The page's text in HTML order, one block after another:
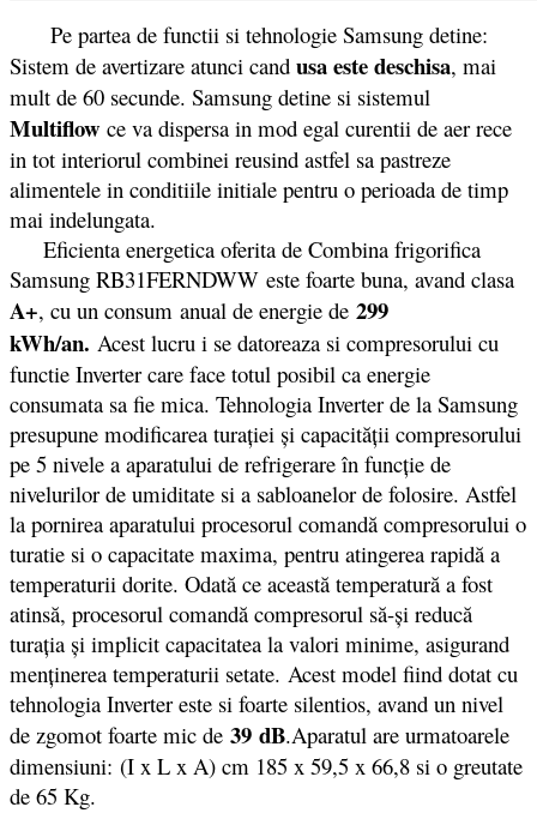
Pe partea de functii si tehnologie Samsung detine:
Sistem de avertizare atunci cand usa este deschisa, mai
mult de 60 secunde. Samsung detine si sistemul
Multiflow ce va dispersa in mod egal curentii de aer rece
in tot interiorul combinei reusind astfel sa pastreze
alimentele in conditiile initiale pentru o perioada de timp
mai indelungata.
Eficienta energetica oferita de Combina frigorifica
Samsung RB31FERNDWW este foarte buna, avand clasa
A+, cu un consum anual de energie de 299
kWh/an. Acest lucru i se datoreaza si compresorului cu
functie Inverter care face totul posibil ca energie
consumata sa fie mica. Tehnologia Inverter de la Samsung
presupune modificarea turației și capacității compresorului
pe 5 nivele a aparatului de refrigerare în funcție de
nivelurilor de umiditate si a sabloanelor de folosire. Astfel
la pornirea aparatului procesorul comandă compresorului o
turatie si o capacitate maxima, pentru atingerea rapidă a
temperaturii dorite. Odată ce această temperatură a fost
atinsă, procesorul comandă compresorul să-și reducă
turația și implicit capacitatea la valori minime, asigurand
menținerea temperaturii setate. Acest model fiind dotat cu
tehnologia Inverter este si foarte silentios, avand un nivel
de zgomot foarte mic de 39 dB.Aparatul are urmatoarele
dimensiuni: (I x L x A) cm 185 x 59,5 x 66,8 si o greutate
de 65 Kg.